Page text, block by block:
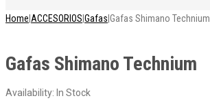
Home ACCESORIOS Gafas Gafas Shimano Technium
Gafas Shimano Technium
Availability: In Stock